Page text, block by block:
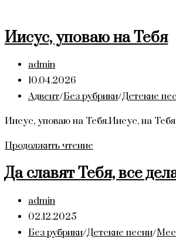
Иисус, уповаю на Тебя
Автор
записи:
admin
Запись
опубликована:
10.04.2026
Рубрика
Адвент/Без рубрики/Детские
Иисус, уповаю на Тебя.Иисус, на
Продолжить чтение
на
Да славят Тебя, все
Автор
записи:
admin
Запись
опубликована:
02.12.2025
Рубрика
Без рубрики/Детские песни/